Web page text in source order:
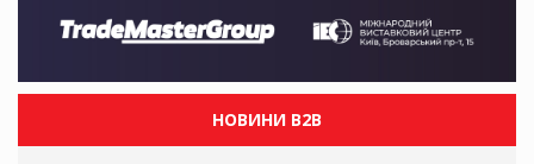
НОВИНИ B2B